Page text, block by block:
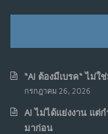
รัฐอาจเป็น
6
“AI ต้องมีเบรค“ ไม่ใ
กรกฎาคม 26, 2026
AI ไม่ได้แย่งงาน แต่
มาก่อน